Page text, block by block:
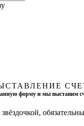
форму и мы выставим